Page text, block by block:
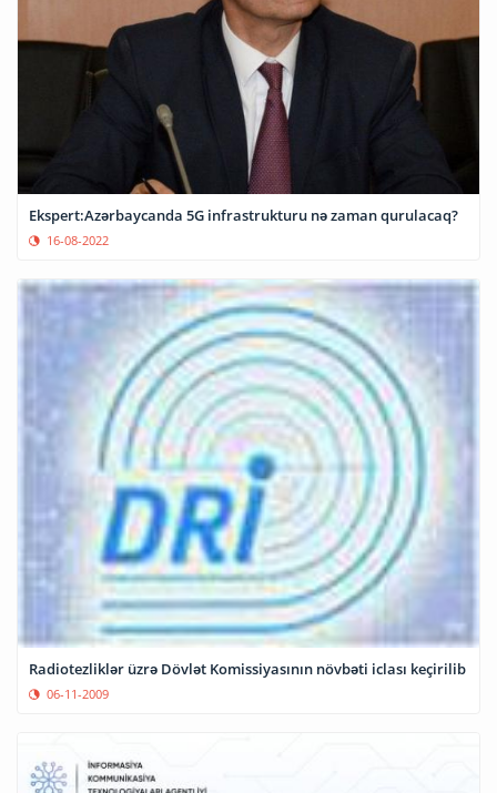
Ekspert:Azərbaycanda 5G infrastrukturu nə zaman qurulacaq?
16-08-2022
Radiotezliklər üzrə Dövlət Komissiyasının növbəti iclası keçirilib
06-11-2009